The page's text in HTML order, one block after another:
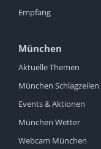
Empfang
München
Aktuelle Themen
München Schlagzeilen
Events & Aktionen
München Wetter
Webcam München